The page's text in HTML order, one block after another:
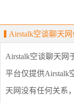
Airstalk空谈聊天
Airstalk空谈聊天网
平台仅提供Airstalk
天网没有任何关系